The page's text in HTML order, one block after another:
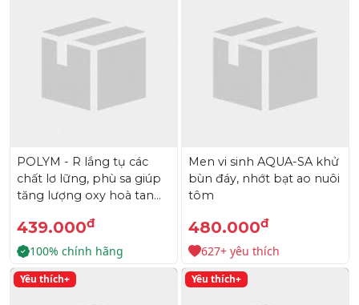
POLYM - R lắng tụ các
chất lơ lững, phù sa giúp
tăng lượng oxy hoà tan
439.000đ
100% chính hãng
Men vi sinh AQUA-SA khử
bùn đáy, nhớt bạt ao nuôi
tôm
480.000đ
627+ yêu thích
Yêu thích+ Yêu thích+